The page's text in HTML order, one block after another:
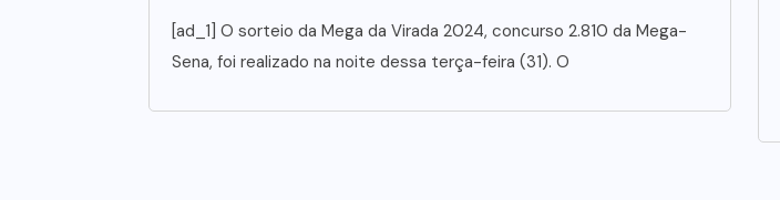
[ad_1] O sorteio da Mega da Virada 2024, concurso 2.810 da Mega-
Sena, foi realizado na noite dessa terça-feira (31). O